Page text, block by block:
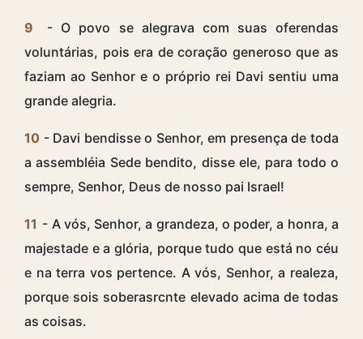
9
- O povo se alegrava com suas oferendas
voluntárias, pois era de coração generoso que as
faziam ao Senhor e o próprio rei Davi sentiu uma
grande alegria.
10 - Davi bendisse o Senhor, em presença de toda
a assembléia Sede bendito, disse ele, para todo o
sempre, Senhor, Deus de nosso pai Israel!
11 - A vós, Senhor, a grandeza, o poder, a honra, a
majestade e a glória, porque tudo que está no céu
e na terra vos pertence. A vós, Senhor, a realeza,
porque sois soberasrcnte elevado acima de todas
as coisas.